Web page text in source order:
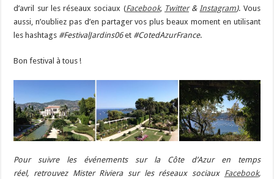
d’avril sur les réseaux sociaux (Facebook, Twitter&Instagram). Vous
aussi, n’oubliez pas d’en partager vos plus beaux moment en utilisant
les hashtags #FestivalJardins06et #CotedAzurFrance.
Bon festival à tous !
Pour suivre les événements sur la Côte d’Azur en temps
réel, retrouvez Mister Riviera sur les réseaux sociaux Facebook,